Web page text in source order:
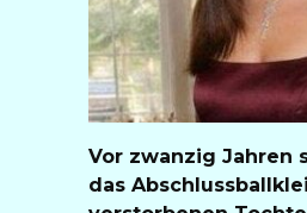
Vor zwanzig Jahren
das